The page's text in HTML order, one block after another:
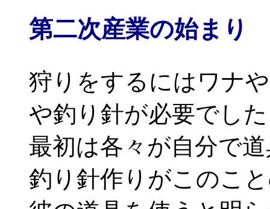
第二次産業の始まり
狩りをするにはワナ
や釣り針が必要でし
最初は各々が自分で
釣り針作りがこのこ